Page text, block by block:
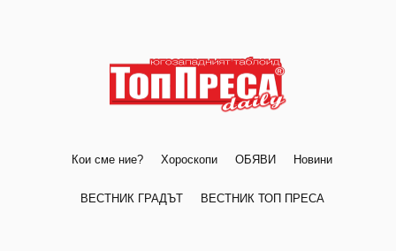
Кои сме ние? Хороскопи ОБЯВИ Новини
ВЕСТНИК ГРАДЪТ ВЕСТНИК ТОП ПРЕСА